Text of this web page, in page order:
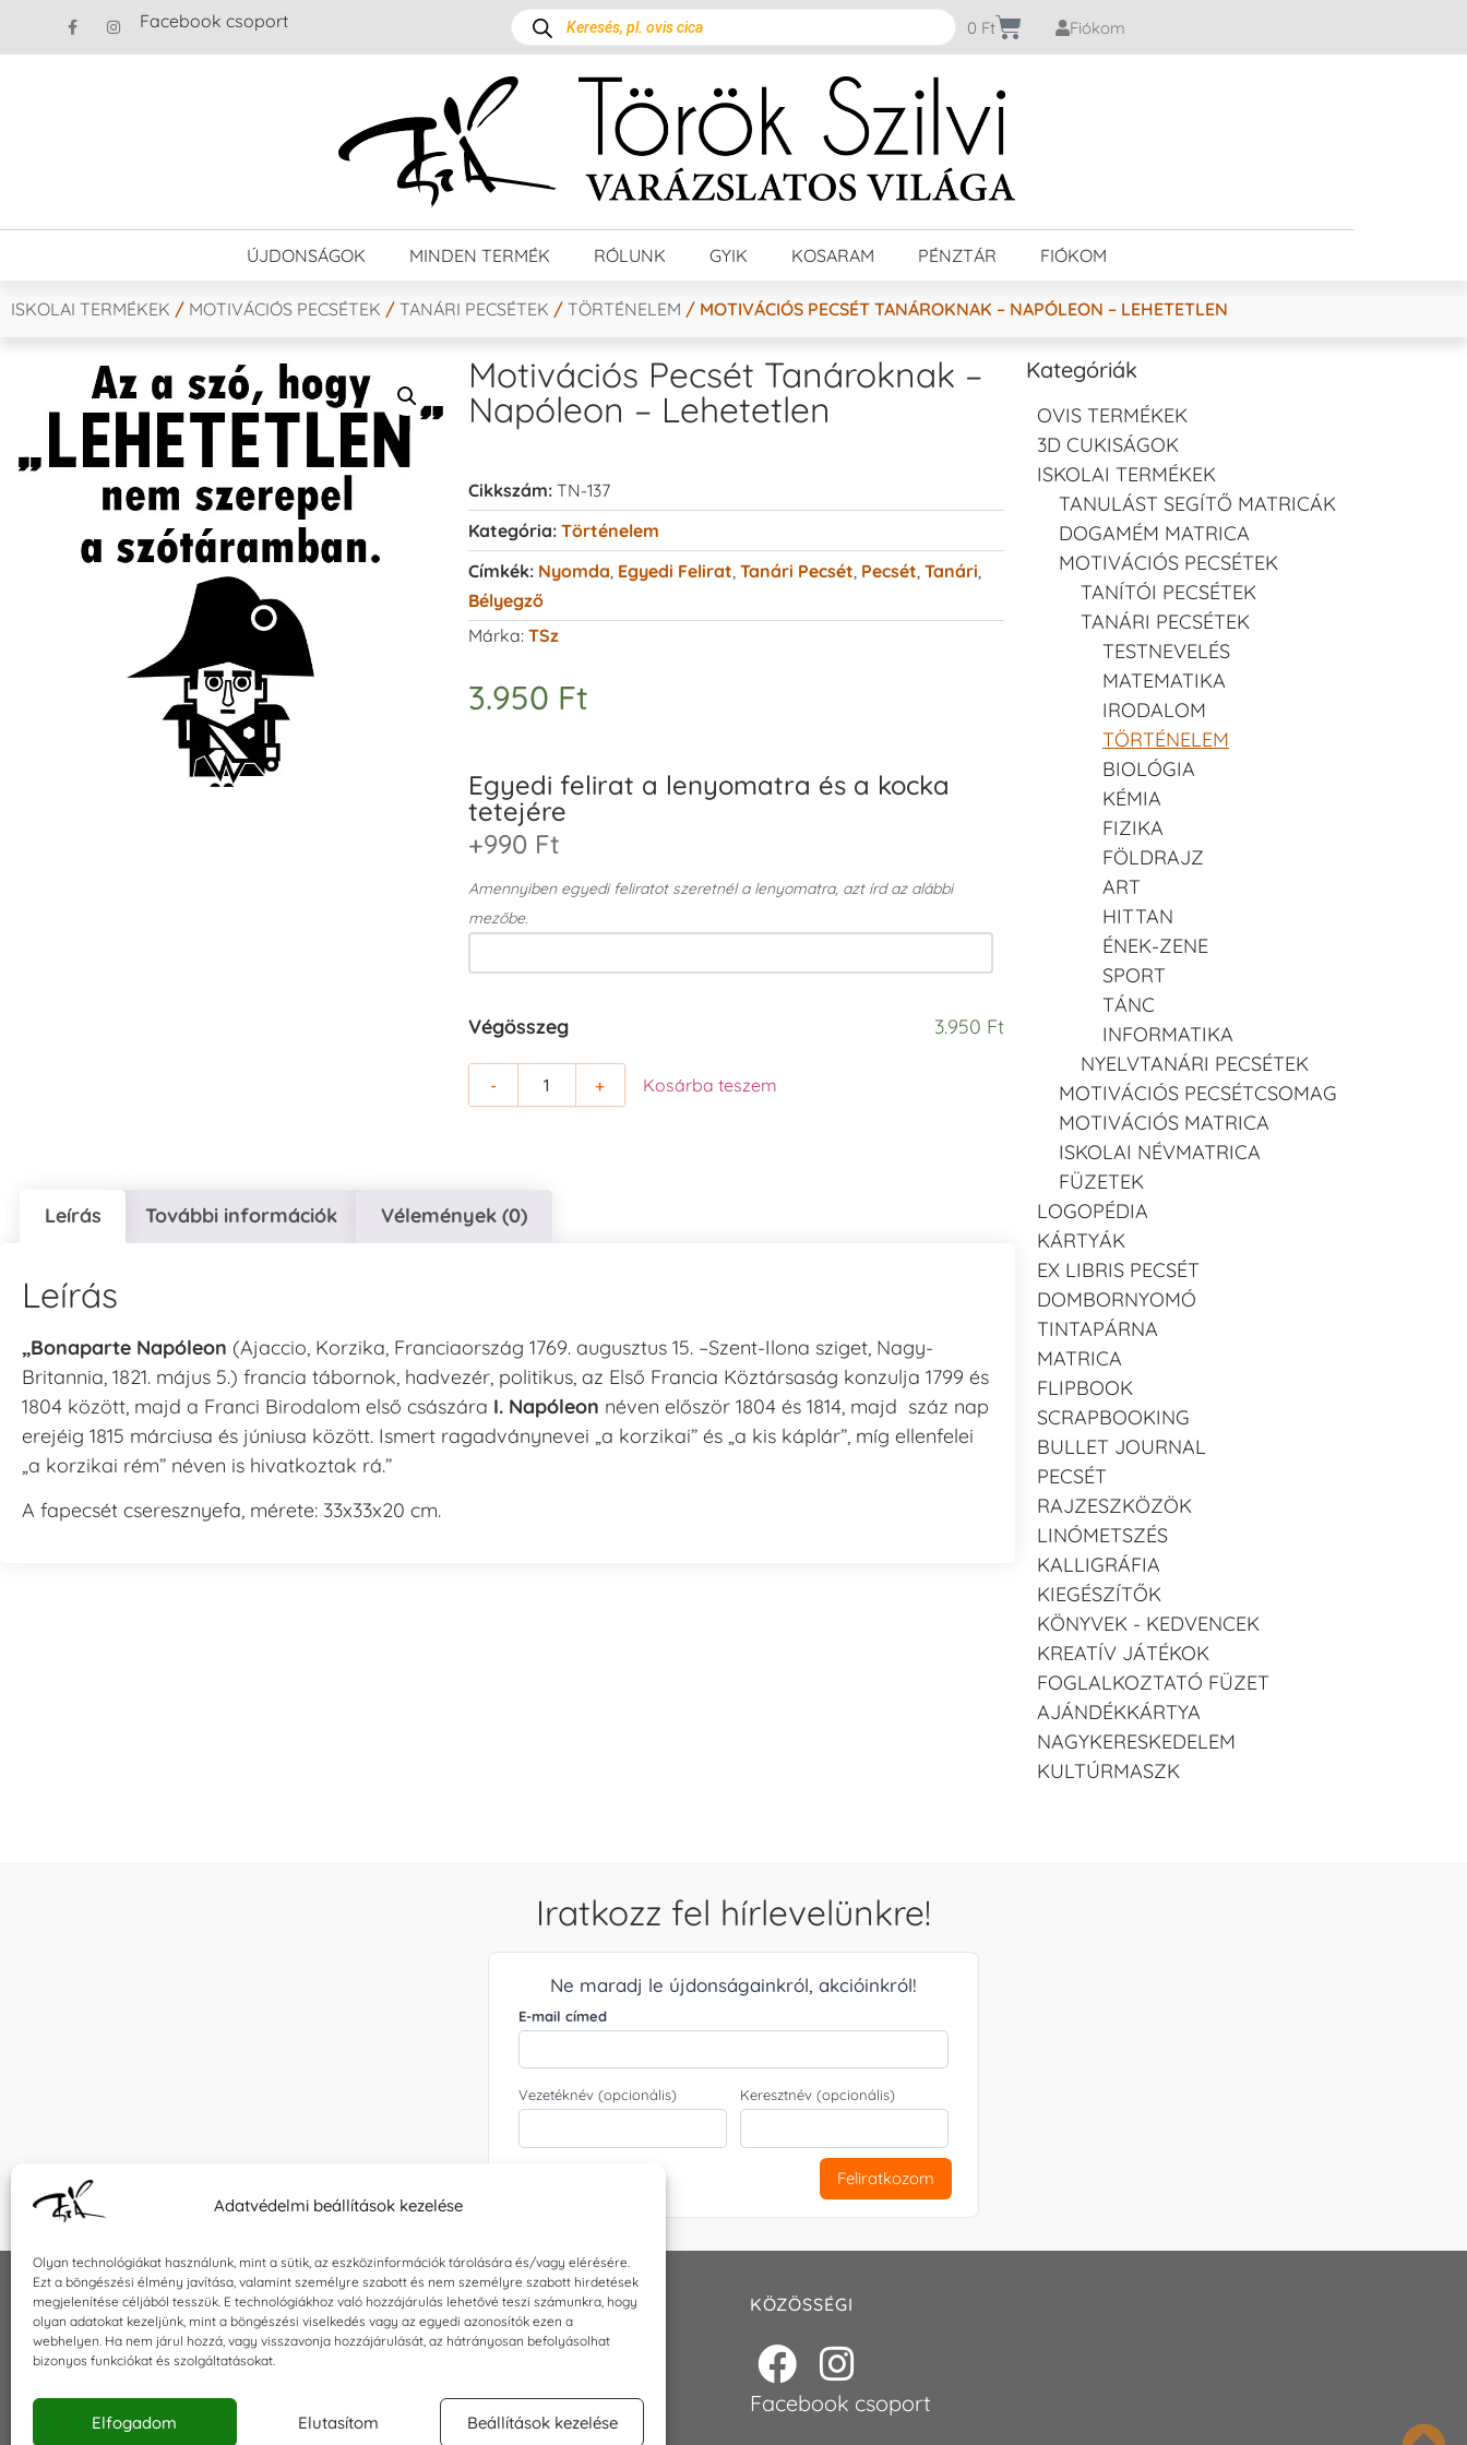
Adatvédelmi beállítások kezelése
Olyan technológiákat használunk, mint a sütik, az eszközinformációk tárolására és/vagy elérésére.
Ezt a böngészési élmény javítása, valamint személyre szabott és nem személyre szabott hirdetések
megjelenítése céljából tesszük. E technológiákhoz való hozzájárulás lehetővé teszi számunkra, hogy
olyan adatokat kezeljünk, mint a böngészési viselkedés vagy az egyedi azonosítók ezen a
webhelyen. Ha nem járul hozzá, vagy visszavonja hozzájárulását, az hátrányosan befolyásolhat
bizonyos funkciókat és szolgáltatásokat.
Elfogadom Elutasítom Beállítások kezelése
Facebook csoport 0 Ft Fiókom
ÚJDONSÁGOK MINDEN TERMÉK RÓLUNK GYIK KOSARAM PÉNZTÁR FIÓKOM
ISKOLAI TERMÉKEK / MOTIVÁCIÓS PECSÉTEK / TANÁRI PECSÉTEK / TÖRTÉNELEM / MOTIVÁCIÓS PECSÉT TANÁROKNAK – NAPÓLEON – LEHETETLEN
Motivációs Pecsét Tanároknak –
Napóleon – Lehetetlen
Cikkszám: TN-137
Kategória: Történelem
Címkék: Nyomda Egyedi Felirat Tanári Pecsét Pecsét Tanári
Bélyegző
Márka: TSz
3.950 Ft
Egyedi felirat a lenyomatra és a kocka
tetejére
+990 Ft
Amennyiben egyedi feliratot szeretnél a lenyomatra, azt írd az alábbi
mezőbe.
Végösszeg 3.950 Ft
- + Kosárba teszem
Leírás További információk Vélemények (0)
Leírás
„Bonaparte Napóleon (Ajaccio, Korzika, Franciaország 1769. augusztus 15. –Szent-Ilona sziget, Nagy-
Britannia, 1821. május 5.) francia tábornok, hadvezér, politikus, az Első Francia Köztársaság konzulja 1799 és
1804 között, majd a Franci Birodalom első császára I. Napóleon néven először 1804 és 1814, majd száz nap
erejéig 1815 márciusa és júniusa között. Ismert ragadványnevei „a korzikai” és „a kis káplár”, míg ellenfelei
„a korzikai rém” néven is hivatkoztak rá.”
A fapecsét cseresznyefa, mérete: 33x33x20 cm.
Kategóriák
OVIS TERMÉKEK
3D CUKISÁGOK
ISKOLAI TERMÉKEK
TANULÁST SEGÍTŐ MATRICÁK
DOGAMÉM MATRICA
MOTIVÁCIÓS PECSÉTEK
TANÍTÓI PECSÉTEK
TANÁRI PECSÉTEK
TESTNEVELÉS
MATEMATIKA
IRODALOM
TÖRTÉNELEM
BIOLÓGIA
KÉMIA
FIZIKA
FÖLDRAJZ
ART
HITTAN
ÉNEK-ZENE
SPORT
TÁNC
INFORMATIKA
NYELVTANÁRI PECSÉTEK
MOTIVÁCIÓS PECSÉTCSOMAG
MOTIVÁCIÓS MATRICA
ISKOLAI NÉVMATRICA
FÜZETEK
LOGOPÉDIA
KÁRTYÁK
EX LIBRIS PECSÉT
DOMBORNYOMÓ
TINTAPÁRNA
MATRICA
FLIPBOOK
SCRAPBOOKING
BULLET JOURNAL
PECSÉT
RAJZESZKÖZÖK
LINÓMETSZÉS
KALLIGRÁFIA
KIEGÉSZÍTŐK
KÖNYVEK - KEDVENCEK
KREATÍV JÁTÉKOK
FOGLALKOZTATÓ FÜZET
AJÁNDÉKKÁRTYA
NAGYKERESKEDELEM
KULTÚRMASZK
Iratkozz fel hírlevelünkre!
Ne maradj le újdonságainkról, akcióinkról!
E-mail címed
Vezetéknév (opcionális) Keresztnév (opcionális)
Feliratkozom
INFORMÁCIÓK
Általános szerződési feltételek
Impresszum
KAPCSOLAT
E-mail:shop@torokszilvi.com
KÖZÖSSÉGI
Facebook csoport